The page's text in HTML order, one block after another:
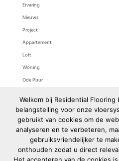
Ervaring
Nieuws
Project
Appartement
Loft
Woning
Ode Puur
Bolidtop 525
Meta
Login
Berichten feed
Welkom bij Residential
belangstelling voor onze
gebruikt van cookies om de
analyseren en te verbeteren,
gebruiksvriendelijker te
onthouden zodat u direct